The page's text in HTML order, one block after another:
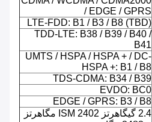
/ EDGE / GPRS
LTE-FDD: B1 / B3 / B8 (TBD)
TDD-LTE: B38 / B39 / B40 /
B41
UMTS / HSPA / HSPA + / DC-
HSPA +: B1 / B8
TDS-CDMA: B34 / B39
EVDO: BC0
EDGE / GPRS: B3 / B8
2.4 گیگاهرتز ISM 2402 مگاهرتز